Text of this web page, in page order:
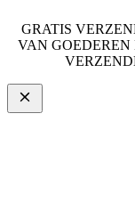
GRATIS
VAN GOEDEREN